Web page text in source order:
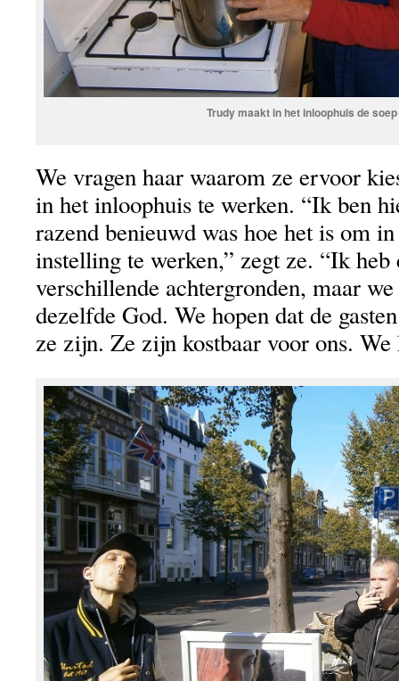
Trudy maakt in het inloophuis de
We vragen haar waarom ze ervoor
in het inloophuis te werken. “Ik ben
razend benieuwd was hoe het is om
instelling te werken,” zegt ze. “Ik heb
verschillende achtergronden, maar
dezelfde God. We hopen dat de
ze zijn. Ze zijn kostbaar voor ons. We